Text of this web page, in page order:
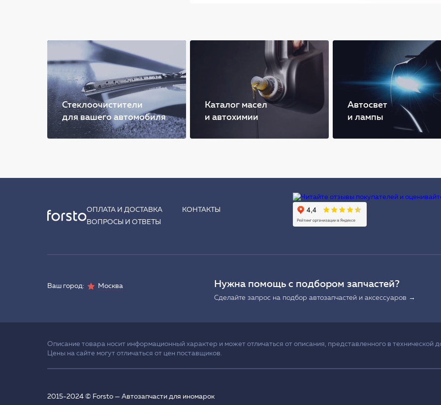
Стеклоочистители
для вашего автомобиля
Каталог масел
и автохимии
Автосвет
и лампы
ОПЛАТА И ДОСТАВКА
КОНТАКТЫ
ВОПРОСЫ И ОТВЕТЫ
Ваш город: Москва Нужна помощь с подбором запчастей?
Сделайте запрос на подбор автозапчастей и аксессуаров →
Описание товара носит информационный характер и может отличаться от описания, представленного в технической
Цены на сайте могут отличаться от цен поставщиков.
2015-2024 © Forsto — Автозапчасти для иномарок